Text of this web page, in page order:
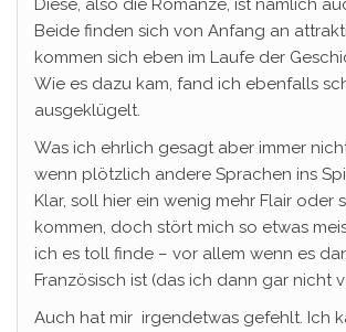
Beide finden sich von Anfang an
kommen sich eben im Laufe der
Wie es dazu kam, fand ich ebenfalls
ausgeklügelt.
Was ich ehrlich gesagt aber immer
wenn plötzlich andere Sprachen ins
Klar, soll hier ein wenig mehr Flair oder
kommen, doch stört mich so etwas
ich es toll finde – vor allem wenn es
Französisch ist (das ich dann gar nicht
Auch hat mir irgendetwas gefehlt. Ich